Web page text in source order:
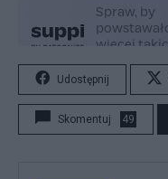
Udostępnij
Skomentuj 49